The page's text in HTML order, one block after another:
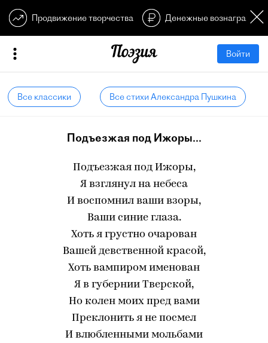
Продвижение творчества Денежные
Войти
Все классики Все стихи Александра Пушкина
Подъезжая под Ижоры...
Подъезжая под Ижоры,
Я взглянул на небеса
И воспомнил ваши взоры,
Ваши синие глаза.
Хоть я грустно очарован
Вашей девственной красой,
Хоть вампиром именован
Я в губернии Тверской,
Но колен моих пред вами
Преклонить я не посмел
И влюбленными мольбами